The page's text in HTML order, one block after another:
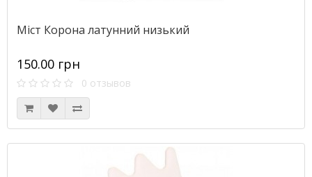
Міст Корона латунний низький
150.00 грн
0 отзывов